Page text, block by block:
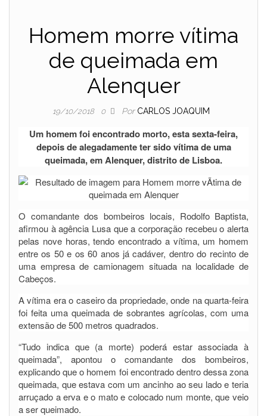
Homem morre vítima
de queimada em
Alenquer
19/10/2018 0 Por CARLOS JOAQUIM
Um homem foi encontrado morto, esta sexta-feira,
depois de alegadamente ter sido vítima de uma
queimada, em Alenquer, distrito de Lisboa.
O comandante dos bombeiros locais, Rodolfo Baptista,
afirmou à agência Lusa que a corporação recebeu o alerta
pelas nove horas, tendo encontrado a vítima, um homem
entre os 50 e os 60 anos já cadáver, dentro do recinto de
uma empresa de camionagem situada na localidade de
Cabeços.
A vítima era o caseiro da propriedade, onde na quarta-feira
foi feita uma queimada de sobrantes agrícolas, com uma
extensão de 500 metros quadrados.
“Tudo indica que (a morte) poderá estar associada à
queimada”, apontou o comandante dos bombeiros,
explicando que o homem foi encontrado dentro dessa zona
queimada, que estava com um ancinho ao seu lado e teria
arruçado a erva e o mato e colocado num monte, que veio
a ser queimado.